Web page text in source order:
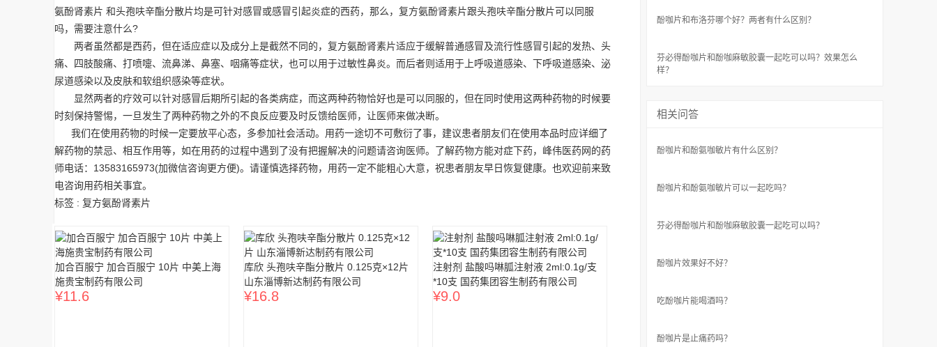
氨酚肾素片 和头孢呋辛酯分散片均是可针对感冒或感冒引起炎症的西药，那么，复方氨酚肾素片跟头孢呋辛酯分散片可以同服
吗，需要注意什么?
两者虽然都是西药，但在适应症以及成分上是截然不同的，复方氨酚肾素片适应于缓解普通感冒及流行性感冒引起的发热、头
痛、四肢酸痛、打喷嚏、流鼻涕、鼻塞、咽痛等症状，也可以用于过敏性鼻炎。而后者则适用于上呼吸道感染、下呼吸道感染、泌
尿道感染以及皮肤和软组织感染等症状。
显然两者的疗效可以针对感冒后期所引起的各类病症，而这两种药物恰好也是可以同服的，但在同时使用这两种药物的时候要
时刻保持警惕，一旦发生了两种药物之外的不良反应要及时反馈给医师，让医师来做决断。
我们在使用药物的时候一定要放平心态，多参加社会活动。用药一途切不可敷衍了事，建议患者朋友们在使用本品时应详细了
解药物的禁忌、相互作用等，如在用药的过程中遇到了没有把握解决的问题请咨询医师。了解药物方能对症下药，峰伟医药网的药
师电话：13583165973(加微信咨询更方便)。请谨慎选择药物，用药一定不能粗心大意，祝患者朋友早日恢复健康。也欢迎前来致
电咨询用药相关事宜。
标签 : 复方氨酚肾素片
加合百服宁 加合百服宁 10片 中美上海
施贵宝制药有限公司
¥11.6
库欣 头孢呋辛酯分散片 0.125克×12片
山东淄博新达制药有限公司
¥16.8
注射剂 盐酸吗啉胍注射液 2ml:0.1g/支
*10支 国药集团容生制药有限公司
¥9.0
酚咖片和布洛芬哪个好？两者有什么区别？
芬必得酚咖片和酚咖麻敏胶囊一起吃可以吗？效果怎么
样？
相关问答
酚咖片和酚氨咖敏片有什么区别？
酚咖片和酚氨咖敏片可以一起吃吗？
芬必得酚咖片和酚咖麻敏胶囊一起吃可以吗？
酚咖片效果好不好？
吃酚咖片能喝酒吗？
酚咖片是止痛药吗？